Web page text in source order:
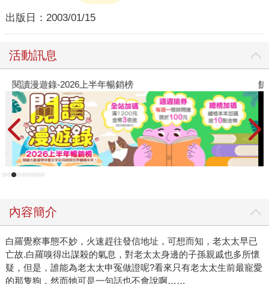
出版日： 2003/01/15
活動訊息
閱讀漫遊錄-2026上半年暢銷榜 飢
內容簡介
白羅覺察事態不妙，火速趕往發信地址，可想而知，老太太早已
亡故.白羅嗅得出謀殺的氣息，對老太太身邊的子孫親戚也多所懷
疑，但是，誰能為老太太申冤做證呢?看來只有老太太生前最寵愛
的那隻狗，然而牠可是一句話也不會說啊……